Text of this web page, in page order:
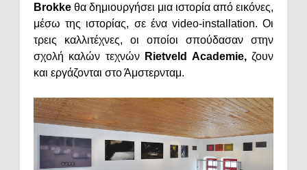
Brokke θα δημιουργήσει μια ιστορία από εικόνες,
μέσω της ιστορίας, σε ένα video-installation. Οι
τρεις καλλιτέχνες, οι οποίοι σπούδασαν στην
σχολή καλών τεχνώνRietveld Academie,ζουν
και εργάζονται στο Άμστερνταμ.